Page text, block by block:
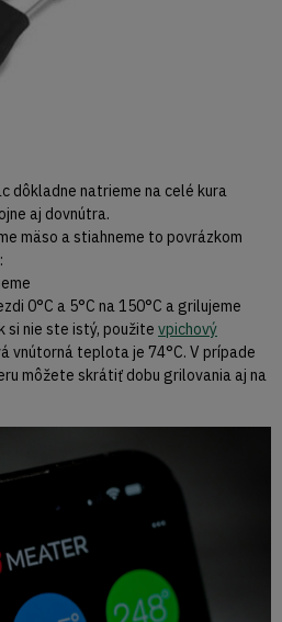
dôkladne natrieme na celé kura
aj dovnútra.
mäso a stiahneme to povrázkom
0°C a 5°C na 150°C a grilujeme
si nie ste istý, použite vpichový
vnútorná teplota je 74°C. V prípade
môžete skrátiť dobu grilovania aj na